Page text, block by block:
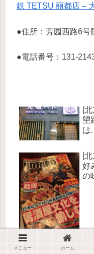
鉄 TETSU 丽都店 –
●住所：芳园西路6号
●電話番号：131-
[
望
は
[
好
の
[
メニュー ホーム